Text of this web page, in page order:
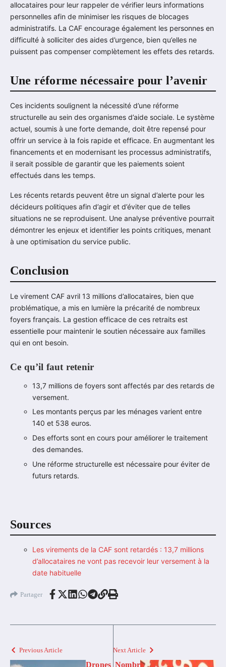
allocataires pour leur rappeler de vérifier leurs informations
personnelles afin de minimiser les risques de blocages
administratifs. La CAF encourage également les personnes en
difficulté à solliciter des aides d’urgence, bien qu’elles ne
puissent pas compenser complètement les effets des retards.
Une réforme nécessaire pour l’avenir
Ces incidents soulignent la nécessité d’une réforme
structurelle au sein des organismes d’aide sociale. Le système
actuel, soumis à une forte demande, doit être repensé pour
offrir un service à la fois rapide et efficace. En augmentant les
financements et en modernisant les processus administratifs,
il serait possible de garantir que les paiements soient
effectués dans les temps.
Les récents retards peuvent être un signal d’alerte pour les
décideurs politiques afin d’agir et d’éviter que de telles
situations ne se reproduisent. Une analyse préventive pourrait
démontrer les enjeux et identifier les points critiques, menant
à une optimisation du service public.
Conclusion
Le virement CAF avril 13 millions d’allocataires, bien que
problématique, a mis en lumière la précarité de nombreux
foyers français. La gestion efficace de ces retraits est
essentielle pour maintenir le soutien nécessaire aux familles
qui en ont besoin.
Ce qu’il faut retenir
13,7 millions de foyers sont affectés par des retards de
versement.
Les montants perçus par les ménages varient entre
140 et 538 euros.
Des efforts sont en cours pour améliorer le traitement
des demandes.
Une réforme structurelle est nécessaire pour éviter de
futurs retards.
Sources
Les virements de la CAF sont retardés : 13,7 millions
d’allocataires ne vont pas recevoir leur versement à la
date habituelle
Partager
Previous Article
Drones
Next Article
Nombr